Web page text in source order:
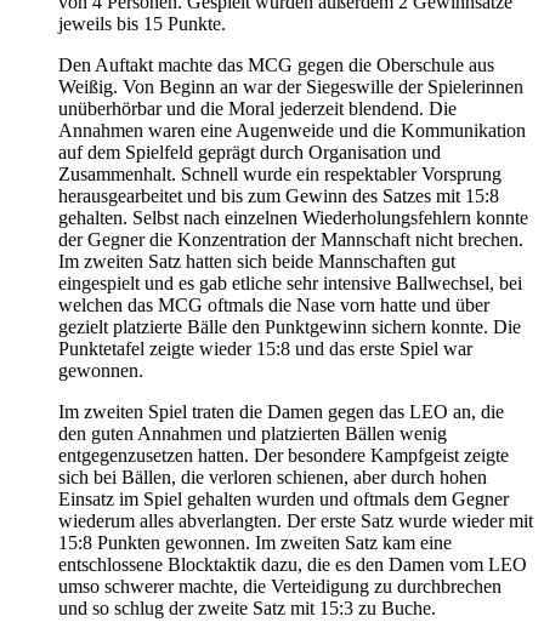
jeweils bis 15 Punkte.
Den Auftakt machte das MCG gegen die Oberschule aus
Weißig. Von Beginn an war der Siegeswille der Spielerinnen
unüberhörbar und die Moral jederzeit blendend. Die
Annahmen waren eine Augenweide und die Kommunikation
auf dem Spielfeld geprägt durch Organisation und
Zusammenhalt. Schnell wurde ein respektabler Vorsprung
herausgearbeitet und bis zum Gewinn des Satzes mit 15:8
gehalten. Selbst nach einzelnen Wiederholungsfehlern konnte
der Gegner die Konzentration der Mannschaft nicht brechen.
Im zweiten Satz hatten sich beide Mannschaften gut
eingespielt und es gab etliche sehr intensive Ballwechsel, bei
welchen das MCG oftmals die Nase vorn hatte und über
gezielt platzierte Bälle den Punktgewinn sichern konnte. Die
Punktetafel zeigte wieder 15:8 und das erste Spiel war
gewonnen.
Im zweiten Spiel traten die Damen gegen das LEO an, die
den guten Annahmen und platzierten Bällen wenig
entgegenzusetzen hatten. Der besondere Kampfgeist zeigte
sich bei Bällen, die verloren schienen, aber durch hohen
Einsatz im Spiel gehalten wurden und oftmals dem Gegner
wiederum alles abverlangten. Der erste Satz wurde wieder mit
15:8 Punkten gewonnen. Im zweiten Satz kam eine
entschlossene Blocktaktik dazu, die es den Damen vom LEO
umso schwerer machte, die Verteidigung zu durchbrechen
und so schlug der zweite Satz mit 15:3 zu Buche.